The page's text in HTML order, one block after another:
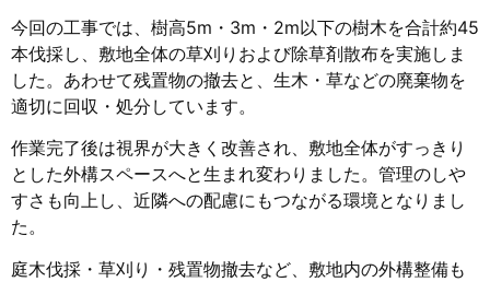
今回の工事では、樹高5m・3m・2m以下の樹木を合計約45
本伐採し、敷地全体の草刈りおよび除草剤散布を実施しま
した。あわせて残置物の撤去と、生木・草などの廃棄物を
適切に回収・処分しています。
作業完了後は視界が大きく改善され、敷地全体がすっきり
とした外構スペースへと生まれ変わりました。管理のしや
すさも向上し、近隣への配慮にもつながる環境となりまし
た。
庭木伐採・草刈り・残置物撤去など、敷地内の外構整備も